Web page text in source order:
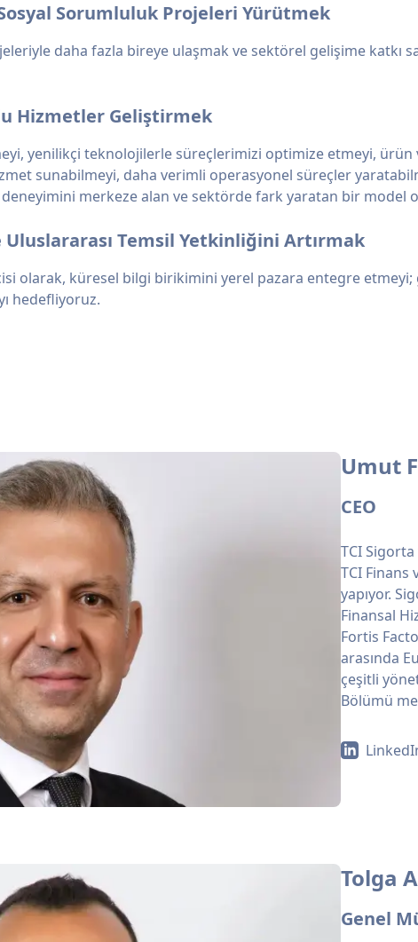
Sorumluluk Projeleri Yürütmek
daha fazla bireye ulaşmak ve sektörel gelişime katkı
Hizmetler Geliştirmek
yenilikçi teknolojilerle süreçlerimizi optimize etmeyi,
sunabilmeyi, daha verimli operasyonel süreçler
merkeze alan ve sektörde fark yaratan bir model
Temsil Yetkinliğini Artırmak
olarak, küresel bilgi birikimini yerel pazara entegre
hedefliyoruz.
Umut
CEO
TCI
TCI Finans
yapıyor.
Finansal
Fortis
arasında
çeşitli
Bölümü
Tolga
Genel